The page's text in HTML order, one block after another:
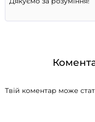
Твій коментар може